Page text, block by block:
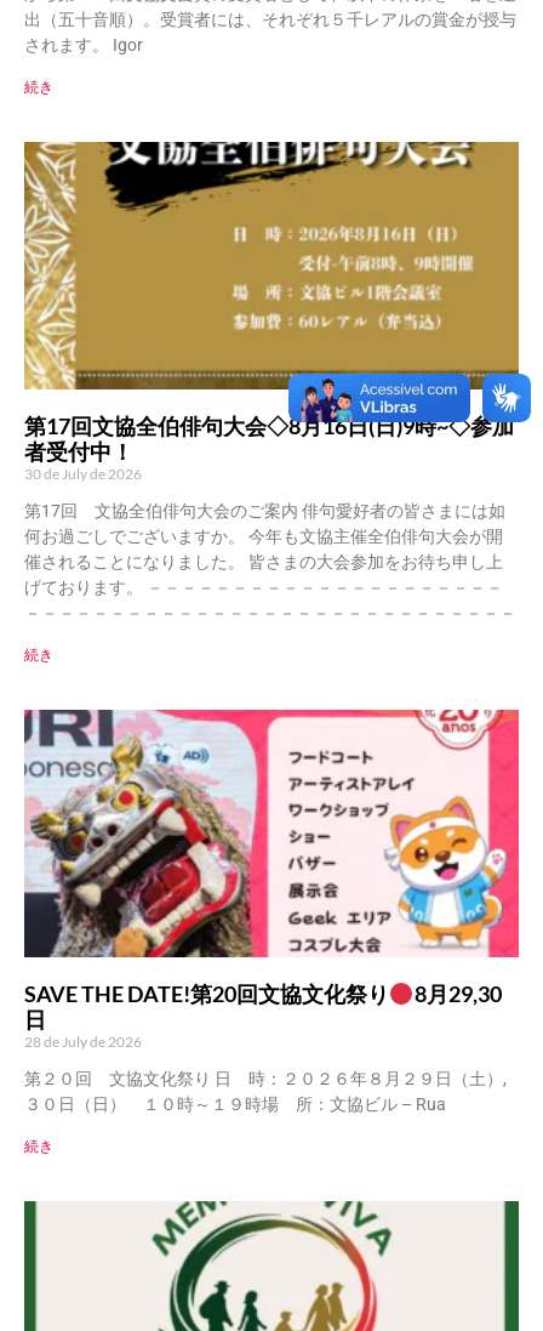
出（五十音順）。受賞者には、それぞれ５千レアルの賞金が授与
されます。 Igor
続き
第17回文協全伯俳句大会◇8月16日(日)9時~◇参加
者受付中！
30 de July de 2026
第17回 文協全伯俳句大会のご案内 俳句愛好者の皆さまには如
何お過ごしでございますか。 今年も文協主催全伯俳句大会が開
催されることになりました。 皆さまの大会参加をお待ち申し上
げております。 －－－－－－－－－－－－－－－－－－－－－
－－－－－－－－－－－－－－－－－－－－－－－－－－－－－
続き
SAVE THE DATE!第20回文協文化祭り
8月29,30
日
28 de July de 2026
第２０回 文協文化祭り 日 時：２０２６年８月２９日（土）,
３０日（日） １０時～１９時場 所：文協ビル – Rua
続き